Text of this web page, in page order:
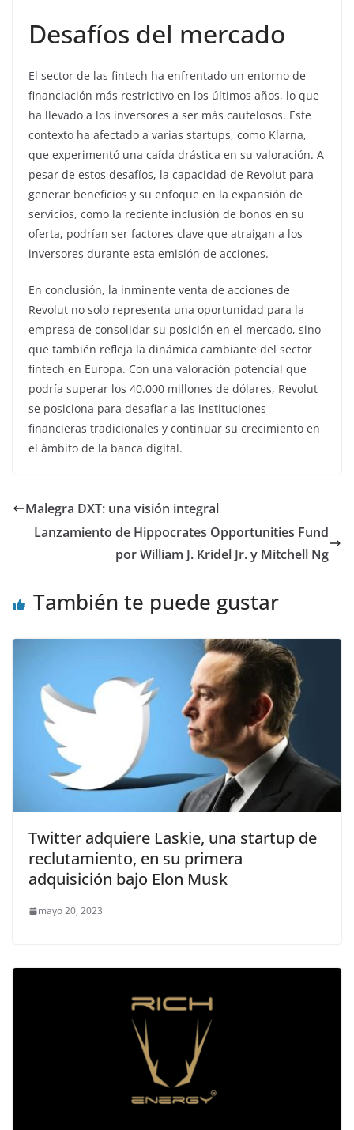
Desafíos del mercado
El sector de las fintech ha enfrentado un entorno de
financiación más restrictivo en los últimos años, lo que
ha llevado a los inversores a ser más cautelosos. Este
contexto ha afectado a varias startups, como Klarna,
que experimentó una caída drástica en su valoración. A
pesar de estos desafíos, la capacidad de Revolut para
generar beneficios y su enfoque en la expansión de
servicios, como la reciente inclusión de bonos en su
oferta, podrían ser factores clave que atraigan a los
inversores durante esta emisión de acciones.
En conclusión, la inminente venta de acciones de
Revolut no solo representa una oportunidad para la
empresa de consolidar su posición en el mercado, sino
que también refleja la dinámica cambiante del sector
fintech en Europa. Con una valoración potencial que
podría superar los 40.000 millones de dólares, Revolut
se posiciona para desafiar a las instituciones
financieras tradicionales y continuar su crecimiento en
el ámbito de la banca digital.
Malegra DXT: una visión integral
Lanzamiento de Hippocrates Opportunities Fund
por William J. Kridel Jr. y Mitchell Ng
También te puede gustar
Twitter adquiere Laskie, una startup de
reclutamiento, en su primera
adquisición bajo Elon Musk
mayo 20, 2023